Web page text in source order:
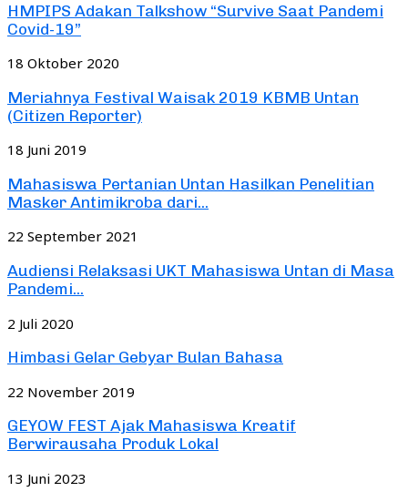
HMPIPS Adakan Talkshow “Survive Saat Pandemi
Covid-19”
18 Oktober 2020
Meriahnya Festival Waisak 2019 KBMB Untan
(Citizen Reporter)
18 Juni 2019
Mahasiswa Pertanian Untan Hasilkan Penelitian
Masker Antimikroba dari...
22 September 2021
Audiensi Relaksasi UKT Mahasiswa Untan di Masa
Pandemi...
2 Juli 2020
Himbasi Gelar Gebyar Bulan Bahasa
22 November 2019
GEYOW FEST Ajak Mahasiswa Kreatif
Berwirausaha Produk Lokal
13 Juni 2023